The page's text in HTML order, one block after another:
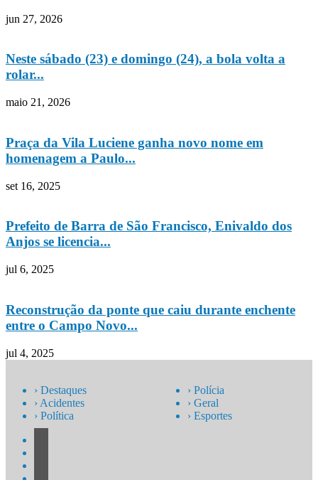
jun 27, 2026
Neste sábado (23) e domingo (24), a bola volta a
rolar...
maio 21, 2026
Praça da Vila Luciene ganha novo nome em
homenagem a Paulo...
set 16, 2025
Prefeito de Barra de São Francisco, Enivaldo dos
Anjos se licencia...
jul 6, 2025
Reconstrução da ponte que caiu durante enchente
entre o Campo Novo...
jul 4, 2025
› Destaques
› Acidentes
› Política
› Polícia
› Geral
› Esportes